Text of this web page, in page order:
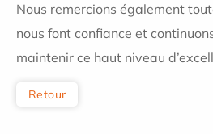
Nous remercions également
nous font confiance et
maintenir ce haut niveau
Retour